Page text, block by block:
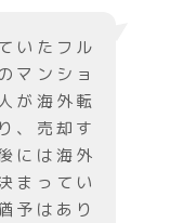
いたフル
マンショ
が海外転
、売却す
には海外
まってい
予はあり